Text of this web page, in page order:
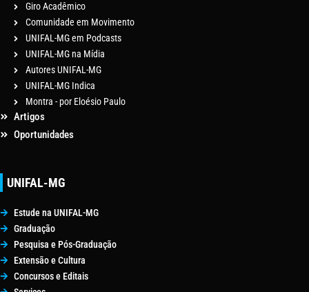
Giro Acadêmico
Comunidade em Movimento
UNIFAL-MG em Podcasts
UNIFAL-MG na Mídia
Autores UNIFAL-MG
UNIFAL-MG Indica
Montra - por Eloésio Paulo
Artigos
Oportunidades
UNIFAL-MG
Estude na UNIFAL-MG
Graduação
Pesquisa e Pós-Graduação
Extensão e Cultura
Concursos e Editais